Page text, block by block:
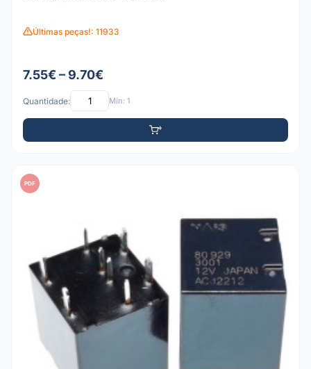
Últimas peças!: 11933
7.55€ – 9.70€
Quantidade: Mín: 1
PDF